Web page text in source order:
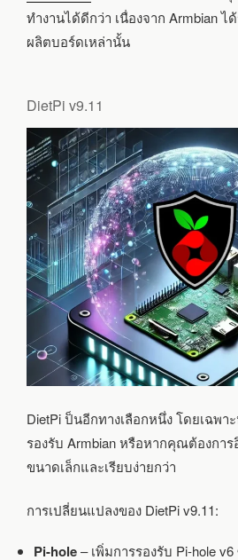
ทำงานได้ดีกว่า เนื่องจาก Armbian
ผลิตบอร์ดเหล่านั้น
DietPi v9.11
DietPi ป็นอีกทางเลือกหนึ่ง โดยเฉพ
รองรับ Armbian หรือหากคุณต้องการ
ขนาดเล็กและเรียบง่ายกว่า
การเปลี่ยนแปลงของ DietPi v9.11:
Pi-hole– เพิ่มการรองรับ Pi-hole